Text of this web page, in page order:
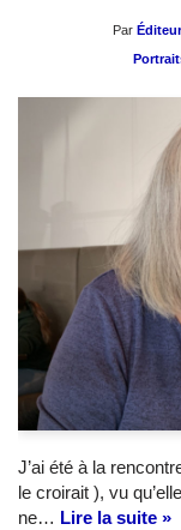
Par
J’ai été à la
le croirait ), vu
ne… Lire la suite »